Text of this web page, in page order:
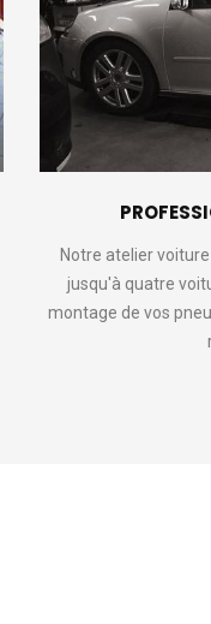
Notre atelier
jusqu'à quatre
montage de vos